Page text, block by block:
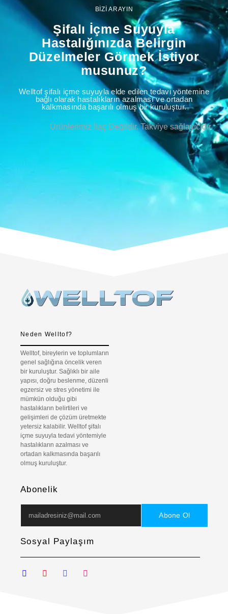
BİZİ ARAYIN
Şifalı İçme Suyuyla
Hastalığınızda Belirgin
Düzelmeler Görmek İstiyor
musunuz?
Welltof şifalı içme suyuyla elde edilen tedavi yöntemine
bağlı olarak hastalıkların azalması ve ortadan
kalkmasında başarılı olmuş bir kuruluştur.
Ürünlerimiz İlaç Değildir. Takviye sağlayıcıdır.
Neden Welltof?
Welltof, bireylerin ve toplumların
genel sağlığına öncelik veren
bir kuruluştur. Sağlıklı bir aile
yapısı, doğru beslenme, düzenli
egzersiz ve stres yönetimi ile
mümkün olduğu gibi
hastalıkların belirtileri ve
gelişimleri de çözüm üretmekte
yetersiz kalabilir. Welltof şifalı
içme suyuyla tedavi yöntemiyle
hastalıkların azalması ve
ortadan kalkmasında başarılı
olmuş kuruluştur.
Abonelik
Abone Ol
Sosyal Paylaşım